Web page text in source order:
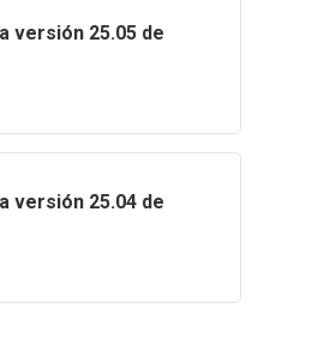
versión 25.05 de
versión 25.04 de